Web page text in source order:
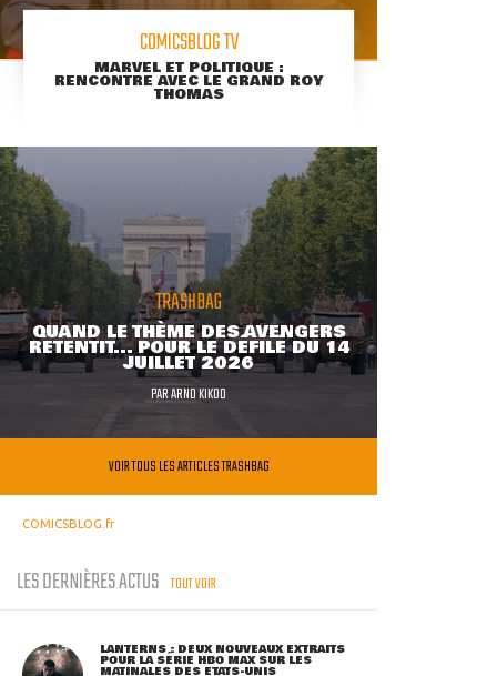
COMICSBLOG TV
MARVEL ET POLITIQUE :
RENCONTRE AVEC LE GRAND ROY
THOMAS
TRASHBAG
QUAND LE THÈME DES AVENGERS
RETENTIT... POUR LE DÉFILÉ DU 14
JUILLET 2026
PARARNO KIKOO
VOIR TOUS LES ARTICLES TRASHBAG
COMICSBLOG.fr
LES DERNIÈRES ACTUS TOUT VOIR
LANTERNS : DEUX NOUVEAUX EXTRAITS
POUR LA SÉRIE HBO MAX SUR LES
MATINALES DES ETATS-UNIS